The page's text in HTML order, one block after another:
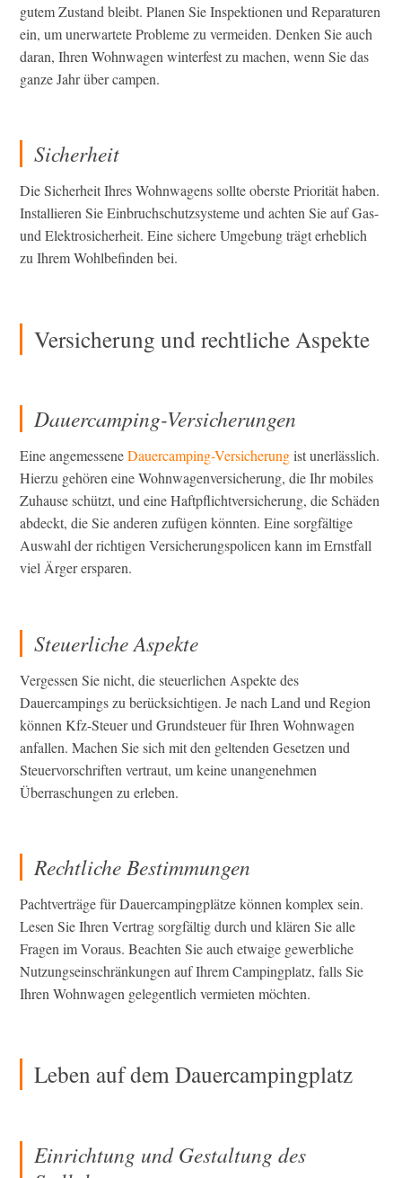
gutem Zustand bleibt. Planen Sie Inspektionen und Reparaturen
ein, um unerwartete Probleme zu vermeiden. Denken Sie auch
daran, Ihren Wohnwagen winterfest zu machen, wenn Sie das
ganze Jahr über campen.
Sicherheit
Die Sicherheit Ihres Wohnwagens sollte oberste Priorität haben.
Installieren Sie Einbruchschutzsysteme und achten Sie auf Gas-
und Elektrosicherheit. Eine sichere Umgebung trägt erheblich
zu Ihrem Wohlbefinden bei.
Versicherung und rechtliche Aspekte
Dauercamping-Versicherungen
Eine angemesseneDauercamping-Versicherungist unerlässlich.
Hierzu gehören eine Wohnwagenversicherung, die Ihr mobiles
Zuhause schützt, und eine Haftpflichtversicherung, die Schäden
abdeckt, die Sie anderen zufügen könnten. Eine sorgfältige
Auswahl der richtigen Versicherungspolicen kann im Ernstfall
viel Ärger ersparen.
Steuerliche Aspekte
Vergessen Sie nicht, die steuerlichen Aspekte des
Dauercampings zu berücksichtigen. Je nach Land und Region
können Kfz-Steuer und Grundsteuer für Ihren Wohnwagen
anfallen. Machen Sie sich mit den geltenden Gesetzen und
Steuervorschriften vertraut, um keine unangenehmen
Überraschungen zu erleben.
Rechtliche Bestimmungen
Pachtverträge für Dauercampingplätze können komplex sein.
Lesen Sie Ihren Vertrag sorgfältig durch und klären Sie alle
Fragen im Voraus. Beachten Sie auch etwaige gewerbliche
Nutzungseinschränkungen auf Ihrem Campingplatz, falls Sie
Ihren Wohnwagen gelegentlich vermieten möchten.
Leben auf dem Dauercampingplatz
Einrichtung und Gestaltung des